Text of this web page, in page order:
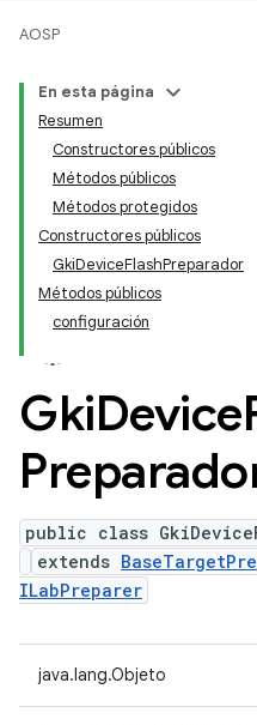
AOSP
En esta página
Resumen
Constructores públicos
Métodos públicos
Métodos protegidos
Constructores públicos
GkiDeviceFlashPreparador
Métodos públicos
configuración
GkiDevice
public class
extends
ILabPreparer
java.lang.Objeto